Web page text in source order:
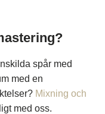
spår med
med en
Mixning och
med oss.